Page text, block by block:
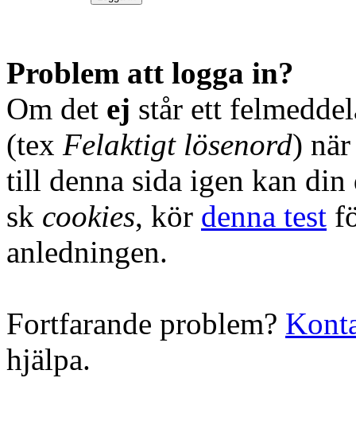
Problem att logga in?
Om det ej står ett
(tex Felaktigt lösenord)
till denna sida igen kan din
sk cookies, kör denna test
anledningen.
Fortfarande problem?
hjälpa.